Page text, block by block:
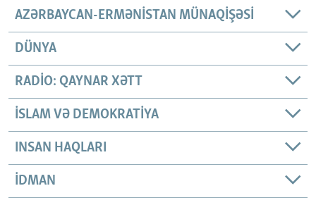
AZƏRBAYCAN-ERMƏNISTAN MÜNAQIŞƏSI
DÜNYA
RADIO: QAYNAR XƏTT
İSLAM VƏ DEMOKRATIYA
INSAN HAQLARI
İDMAN